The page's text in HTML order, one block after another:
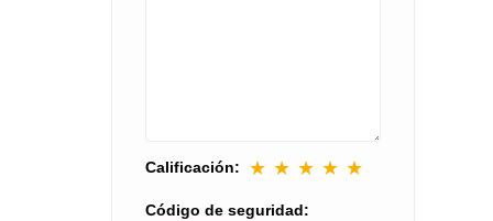
Calificación: ★ ★ ★ ★ ★
Código de seguridad: